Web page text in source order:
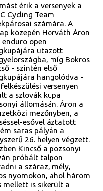
érik a versenyek a
Cycling Team
számára. A
közepén Horváth Áron
enduro open
utazott
míg Bokros
- szintén első
hangolódva -
versenyen
a szlovák kupa
állomásán. Áron a
mezőnyben, a
esővel áztatott
saras pályán a
26. helyen végzett.
Kincső a pozsonyi
próbált talpon
a száraz, mély,
nyomokon, ahol három
mellett is sikerült a